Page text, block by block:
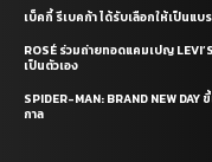
เบ็คกี้ รีเบคก้า ได้รับเลือกให้เป็นแ
ROSÉ ร่วมถ่ายทอดแคมเปญ
เป็นตัวเอง
SPIDER-MAN: BRAND NEW
กาล